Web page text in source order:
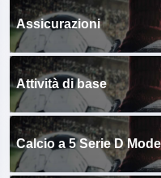
Assicurazioni
Attività di base
Calcio a 5 Serie D